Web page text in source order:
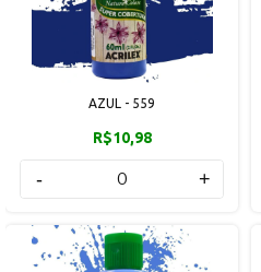
AZUL - 559
R$10,98
- +